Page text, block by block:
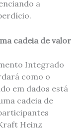
a
cadeia de valor
Integrado
como o
em dados está
cadeia de
Heinz